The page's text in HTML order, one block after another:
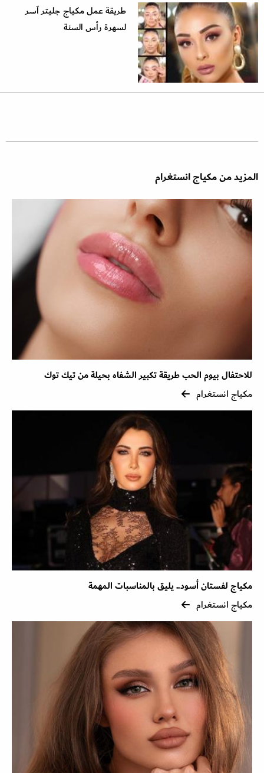
طريقة عمل مكياج جليتر آسر
لسهرة رأس السنة
المزيد من مكياج انستغرام
للاحتفال بيوم الحب طريقة تكبير الشفاه بحيلة من تيك توك
مكياج انستغرام
مكياج لفستان أسود.. يليق بالمناسبات المهمة
مكياج انستغرام